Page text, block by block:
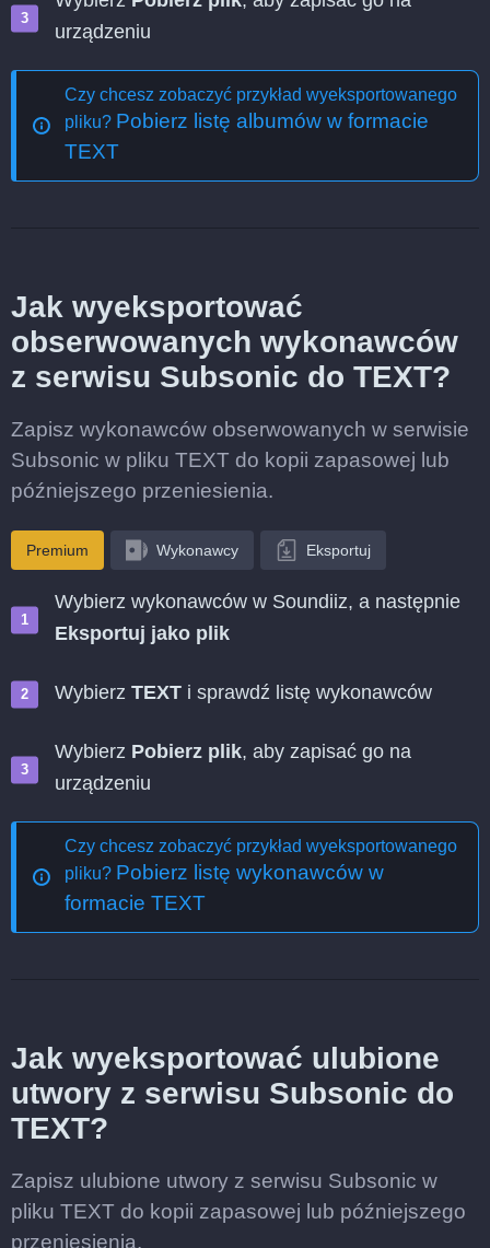
urządzeniu
Czy chcesz zobaczyć przykład wyeksportowanego
pliku? Pobierz listę albumów w formacie
TEXT
Jak wyeksportować
obserwowanych wykonawców
z serwisu Subsonic do TEXT?
Zapisz wykonawców obserwowanych w serwisie
Subsonic w pliku TEXT do kopii zapasowej lub
późniejszego przeniesienia.
Premium Wykonawcy Eksportuj
Wybierz wykonawców w Soundiiz, a następnie
Eksportuj jako plik
Wybierz TEXT i sprawdź listę wykonawców
Wybierz Pobierz plik, aby zapisać go na
urządzeniu
Czy chcesz zobaczyć przykład wyeksportowanego
pliku? Pobierz listę wykonawców w
formacie TEXT
Jak wyeksportować ulubione
utwory z serwisu Subsonic do
TEXT?
Zapisz ulubione utwory z serwisu Subsonic w
pliku TEXT do kopii zapasowej lub późniejszego
przeniesienia.